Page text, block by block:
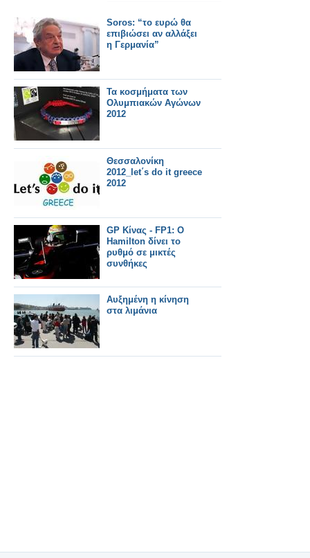
Soros: “το ευρώ θα
επιβιώσει αν αλλάξει
η Γερμανία”
Τα κοσμήματα των
Ολυμπιακών Αγώνων
2012
Θεσσαλονίκη
2012_let΄s do it greece
2012
GP Κίνας - FP1: O
Hamilton δίνει το
ρυθμό σε μικτές
συνθήκες
Αυξημένη η κίνηση
στα λιμάνια